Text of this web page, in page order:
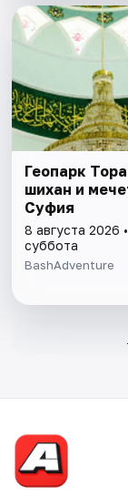
Геопарк
шихан и
Суфия
8 августа 2026 •
суббота
BashAdventure